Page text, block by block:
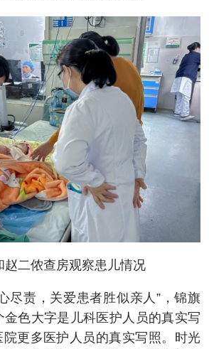
赵二侬查房观察患儿情况
责，关爱患者胜似亲人”，锦旗
金色大字是儿科医护人员的真实写
更多医护人员的真实写照。时光